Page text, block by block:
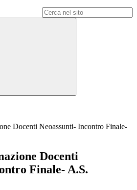
Docenti Neoassunti- Incontro Finale-
Docenti
Finale- A.S.